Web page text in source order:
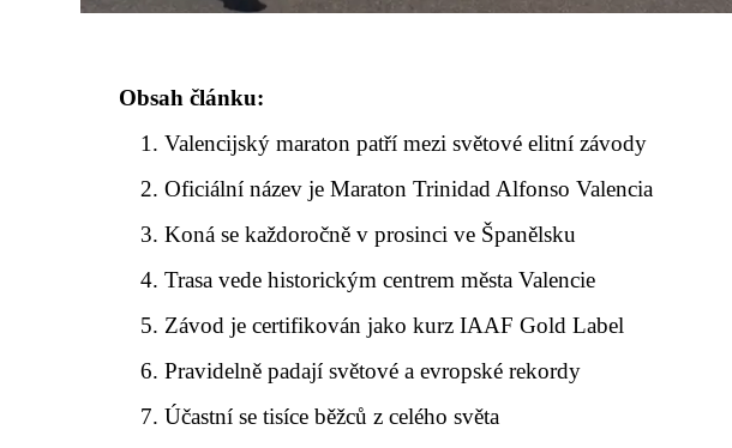
Obsah článku:
Valencijský maraton patří mezi světové elitní závody
Oficiální název je Maraton Trinidad Alfonso Valencia
Koná se každoročně v prosinci ve Španělsku
Trasa vede historickým centrem města Valencie
Závod je certifikován jako kurz IAAF Gold Label
Pravidelně padají světové a evropské rekordy
Účastní se tisíce běžců z celého světa